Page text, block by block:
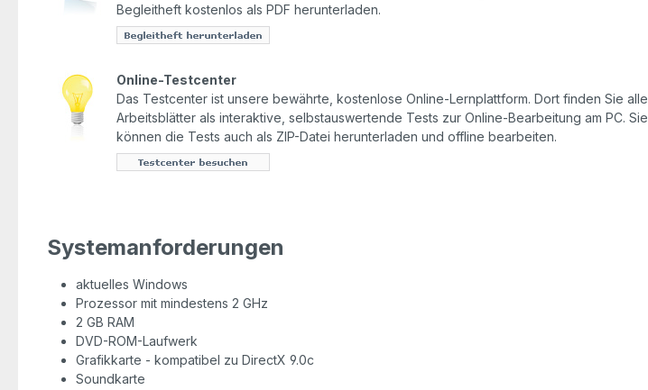
Begleitheft kostenlos als PDF herunterladen.
Online-Testcenter
Das Testcenter ist unsere bewährte, kostenlose Online-Lernplattform. Dort finden Sie alle
Arbeitsblätter als interaktive, selbstauswertende Tests zur Online-Bearbeitung am PC. Sie
können die Tests auch als ZIP-Datei herunterladen und offline bearbeiten.
Systemanforderungen
aktuelles Windows
Prozessor mit mindestens 2 GHz
2 GB RAM
DVD-ROM-Laufwerk
Grafikkarte - kompatibel zu DirectX 9.0c
Soundkarte